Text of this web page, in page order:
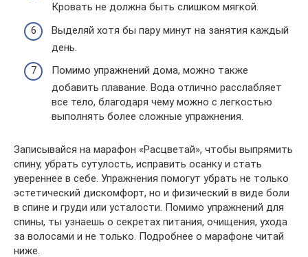
Кровать не должна быть слишком мягкой.
Выделяй хотя бы пару минут на занятия каждый
день.
Помимо упражнений дома, можно также
добавить плавание. Вода отлично расслабляет
все тело, благодаря чему можно с легкостью
выполнять более сложные упражнения.
Записывайся на марафон «Расцветай», чтобы выпрямить
спину, убрать сутулость, исправить осанку и стать
увереннее в себе. Упражнения помогут убрать не только
эстетический дискомфорт, но и физический в виде боли
в спине и груди или усталости. Помимо упражнений для
спины, ты узнаешь о секретах питания, очищения, ухода
за волосами и не только. Подробнее о марафоне читай
ниже.